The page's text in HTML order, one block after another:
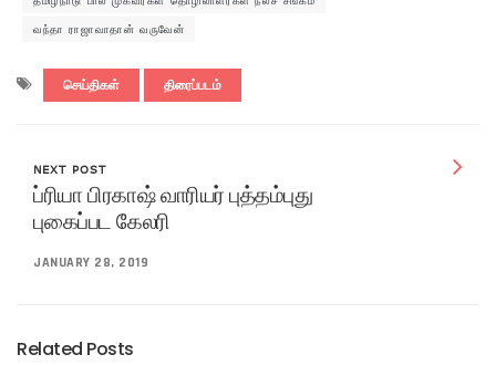
வந்தா ராஜாவாதான் வருவேன்
செய்திகள் திரைப்படம்
NEXT POST
ப்ரியா பிரகாஷ் வாரியர் புத்தம்புது
புகைப்பட கேலரி
JANUARY 28, 2019
Related Posts